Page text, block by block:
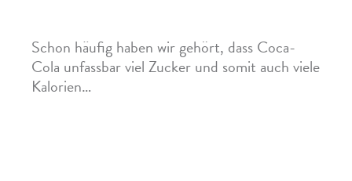
Schon häufig haben wir gehört, dass Coca-
Cola unfassbar viel Zucker und somit auch viele
Kalorien…